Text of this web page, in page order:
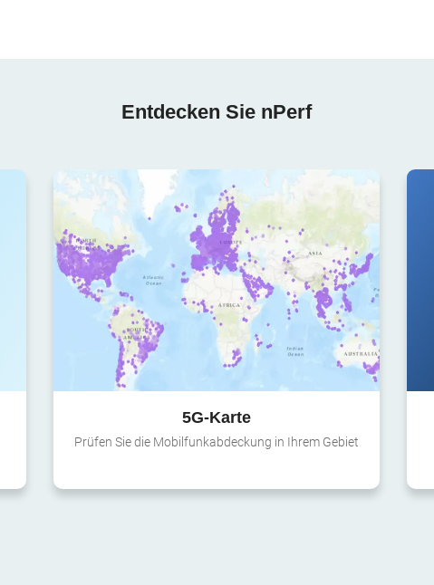
Entdecken Sie nPerf
5G-Karte
Prüfen Sie die Mobilfunkabdeckung in Ihrem Gebiet